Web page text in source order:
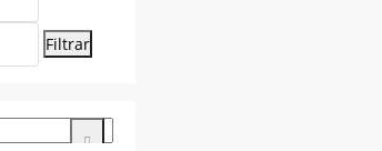
Filtrar